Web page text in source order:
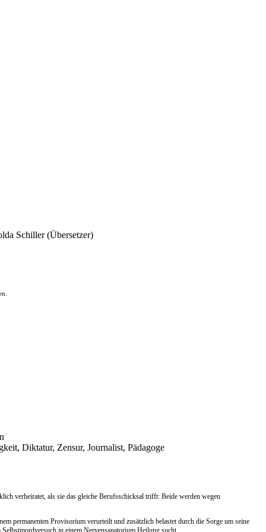
Diktatur, Zensur, Journalist, Pädagoge
verheiratet, als sie das gleiche Berufsschicksal trifft: Beide werden wegen
permanenten Provisorium verurteilt und zusätzlich belastet durch die Sorge um seine
in einem Nervensanatorium Heilung sucht.